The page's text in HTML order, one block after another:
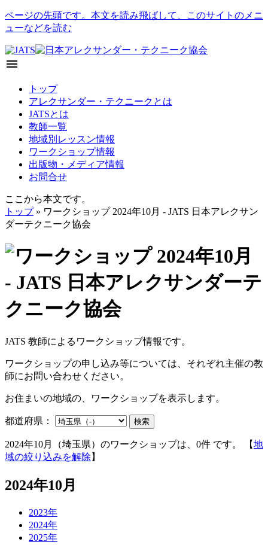
ページの先頭です。本文を読み飛ばして、このサイトのメニ
ューなどを読む
menu
トップ
アレクサンダー・テクニークとは
JATSとは
教師一覧
地域別レッスン情報
ワークショップ情報
出版物・メディア情報
お問合せ
ここから本文です。
トップ» ワークショップ 2024年10月 - JATS 日本アレクサン
ダーテクニーク協会
JATS 教師によるワークショップ情報です。
ワークショップの申し込み等については、それぞれ主催の教
師にお問い合わせください。
お住まいの地域の、ワークショップを表示します。
都道府県： 検索
2024年10月（埼玉県）のワークショップは、0件 です。 【地
域の絞り込みを解除 】
2024年10月
2023年
2024年
2025年